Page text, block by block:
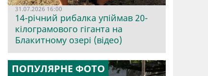
31.07.2026 16:00
14-річний рибалка упіймав 20-
кілограмового гіганта на
Блакитному озері (відео)
ПОПУЛЯРНЕ ФОТО